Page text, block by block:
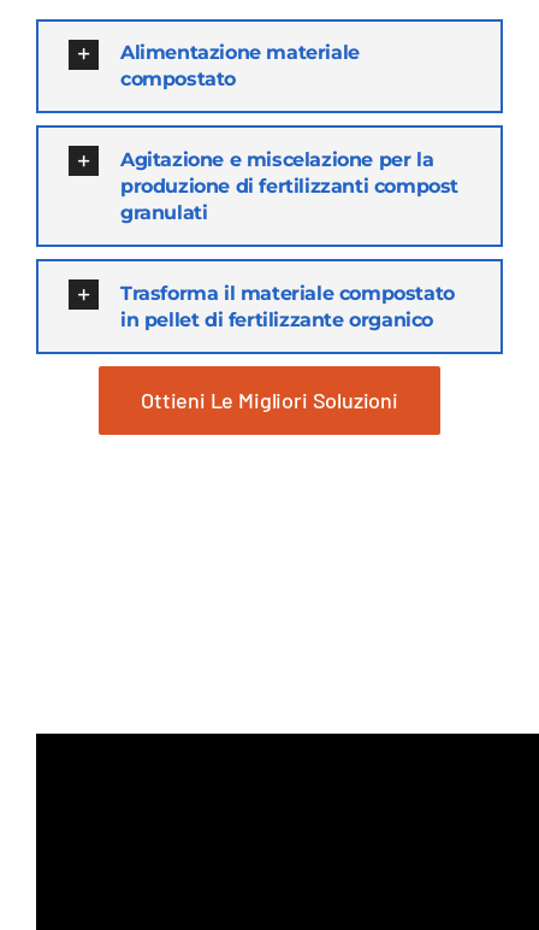
Alimentazione materiale
compostato
Agitazione e miscelazione per la
produzione di fertilizzanti compost
granulati
Trasforma il materiale compostato
in pellet di fertilizzante organico
Ottieni Le Migliori Soluzioni